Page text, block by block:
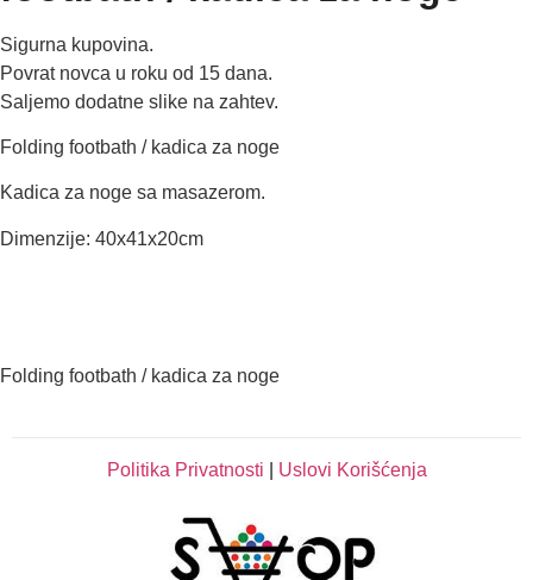
Sigurna kupovina.
Povrat novca u roku od 15 dana.
Saljemo dodatne slike na zahtev.
Folding footbath / kadica za noge
Kadica za noge sa masazerom.
Dimenzije: 40x41x20cm
Folding footbath / kadica za noge
Politika Privatnosti Uslovi Korišćenja